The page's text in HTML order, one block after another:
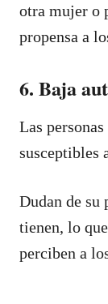
otra mujer o
propensa a
6. Baja
Las
susceptibles
Dudan de su
tienen, lo
perciben a